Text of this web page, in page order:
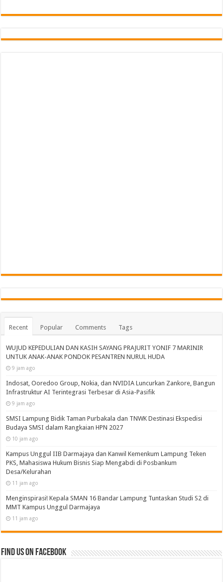
Recent Popular Comments Tags
WUJUD KEPEDULIAN DAN KASIH SAYANG PRAJURIT YONIF 7 MARINIR
UNTUK ANAK-ANAK PONDOK PESANTREN NURUL HUDA‎
9 jam ago
Indosat, Ooredoo Group, Nokia, dan NVIDIA Luncurkan Zankore, Bangun
Infrastruktur AI Terintegrasi Terbesar di Asia-Pasifik
9 jam ago
SMSI Lampung Bidik Taman Purbakala dan TNWK Destinasi Ekspedisi
Budaya SMSI dalam Rangkaian HPN 2027
10 jam ago
Kampus Unggul IIB Darmajaya dan Kanwil Kemenkum Lampung Teken
PKS, Mahasiswa Hukum Bisnis Siap Mengabdi di Posbankum
Desa/Kelurahan
11 jam ago
Menginspirasi! Kepala SMAN 16 Bandar Lampung Tuntaskan Studi S2 di
MMT Kampus Unggul Darmajaya
11 jam ago
Find us on Facebook